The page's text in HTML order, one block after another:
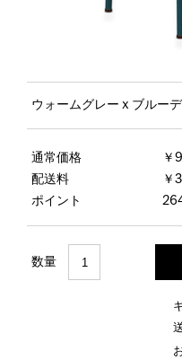
ウォームグレー x ブルー
通常価格
￥
配送料
￥
ポイント
数量